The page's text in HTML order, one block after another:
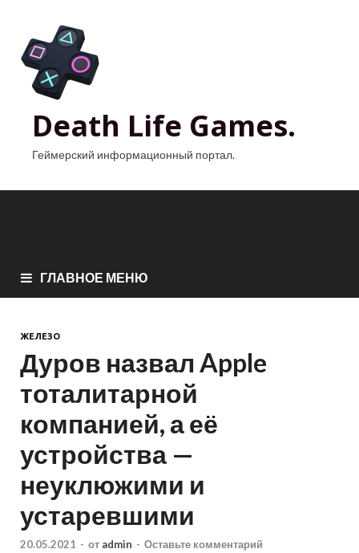
Death Life Games.
Геймерский информационный портал.
ГЛАВНОЕ МЕНЮ
ЖЕЛЕЗО
Дуров назвал Apple
тоталитарной
компанией, а её
устройства —
неуклюжими и
устаревшими
20.05.2021 - от admin - Оставьте комментарий